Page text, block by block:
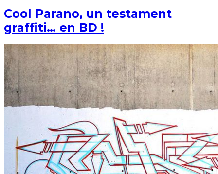
Cool Parano, un testament
graffiti… en BD !